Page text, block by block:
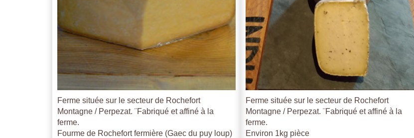
Ferme située sur le secteur de Rochefort
Montagne / Perpezat. ¨Fabriqué et affiné à la
ferme.
Fourme de Rochefort fermière (Gaec du puy loup)
Ferme située sur le secteur de Rochefort
Montagne / Perpezat. ¨Fabriqué et affiné à la
ferme.
Environ 1kg pièce